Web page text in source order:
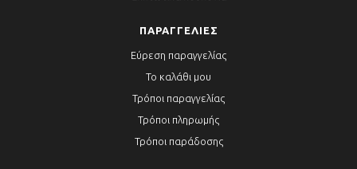
ΠΑΡΑΓΓΕΛΊΕΣ
Εύρεση παραγγελίας
Το καλάθι μου
Τρόποι παραγγελίας
Τρόποι πληρωμής
Τρόποι παράδοσης